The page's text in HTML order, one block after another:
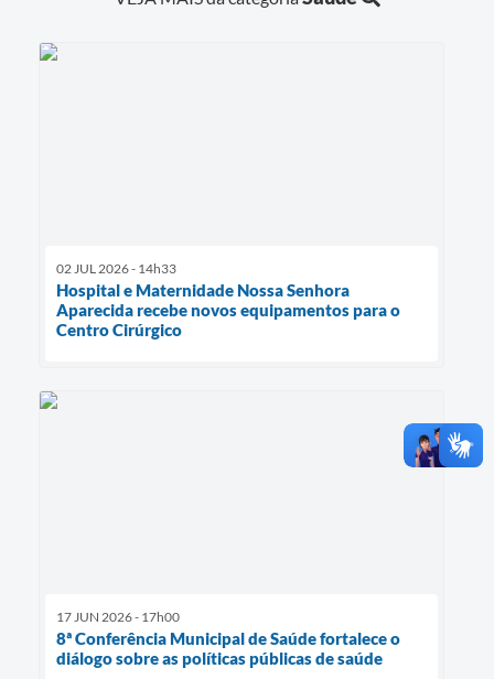
02 JUL 2026 - 14h33
Hospital e Maternidade Nossa Senhora
Aparecida recebe novos equipamentos para o
Centro Cirúrgico
17 JUN 2026 - 17h00
8ª Conferência Municipal de Saúde fortalece o
diálogo sobre as políticas públicas de saúde